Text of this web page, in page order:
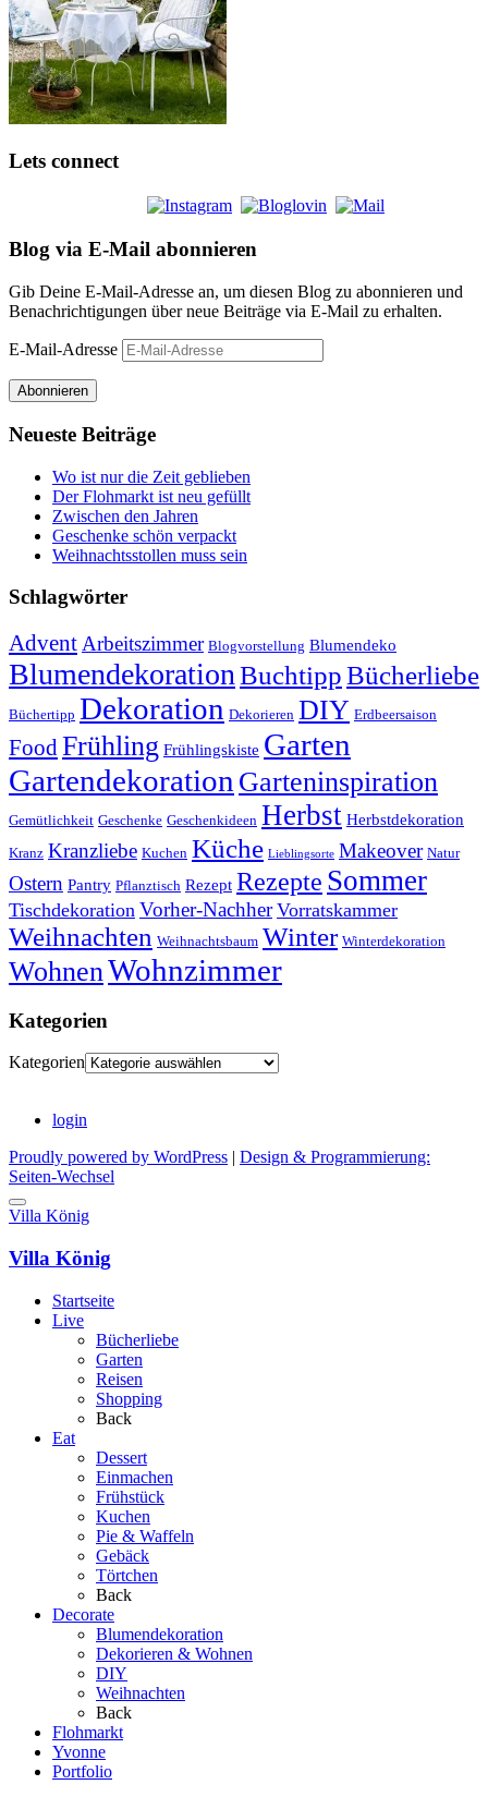
Lets connect
Blog via E-Mail abonnieren
Gib Deine E-Mail-Adresse an, um diesen Blog zu abonnieren und
Benachrichtigungen über neue Beiträge via E-Mail zu erhalten.
E-Mail-Adresse
Abonnieren
Neueste Beiträge
Wo ist nur die Zeit geblieben
Der Flohmarkt ist neu gefüllt
Zwischen den Jahren
Geschenke schön verpackt
Weihnachtsstollen muss sein
Schlagwörter
Advent Arbeitszimmer Blogvorstellung Blumendeko
Blumendekoration BuchtippBücherliebe
Büchertipp Dekoration Dekorieren DIY Erdbeersaison
FoodFrühling Frühlingskiste Garten
Gartendekoration Garteninspiration
Gemütlichkeit Geschenke Geschenkideen Herbst Herbstdekoration
Kranz Kranzliebe Kuchen Küche Lieblingsorte Makeover Natur
Ostern Pantry Pflanztisch Rezept Rezepte Sommer
Tischdekoration Vorher-Nachher Vorratskammer
Weihnachten Weihnachtsbaum Winter Winterdekoration
WohnenWohnzimmer
Kategorien
Kategorien
login
Proudly powered by WordPress
Design & Programmierung:
Seiten-Wechsel
Villa König
Villa König
Startseite
Live
Bücherliebe
Garten
Reisen
Shopping
Back
Eat
Dessert
Einmachen
Frühstück
Kuchen
Pie & Waffeln
Gebäck
Törtchen
Back
Decorate
Blumendekoration
Dekorieren & Wohnen
DIY
Weihnachten
Back
Flohmarkt
Yvonne
Portfolio